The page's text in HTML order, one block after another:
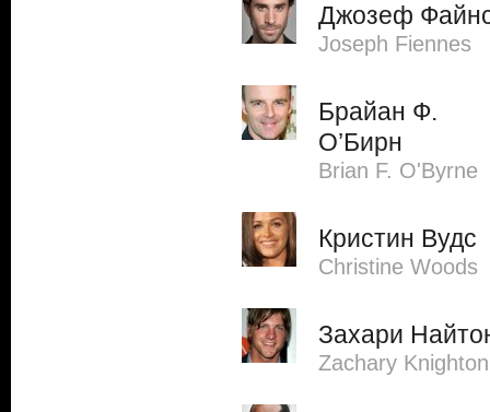
Джозеф
Joseph Fiennes
Брайан Ф.
О’Бирн
Brian F. O'Byrne
Кристин Вудс
Christine Woods
Захари
Zachary Knighton